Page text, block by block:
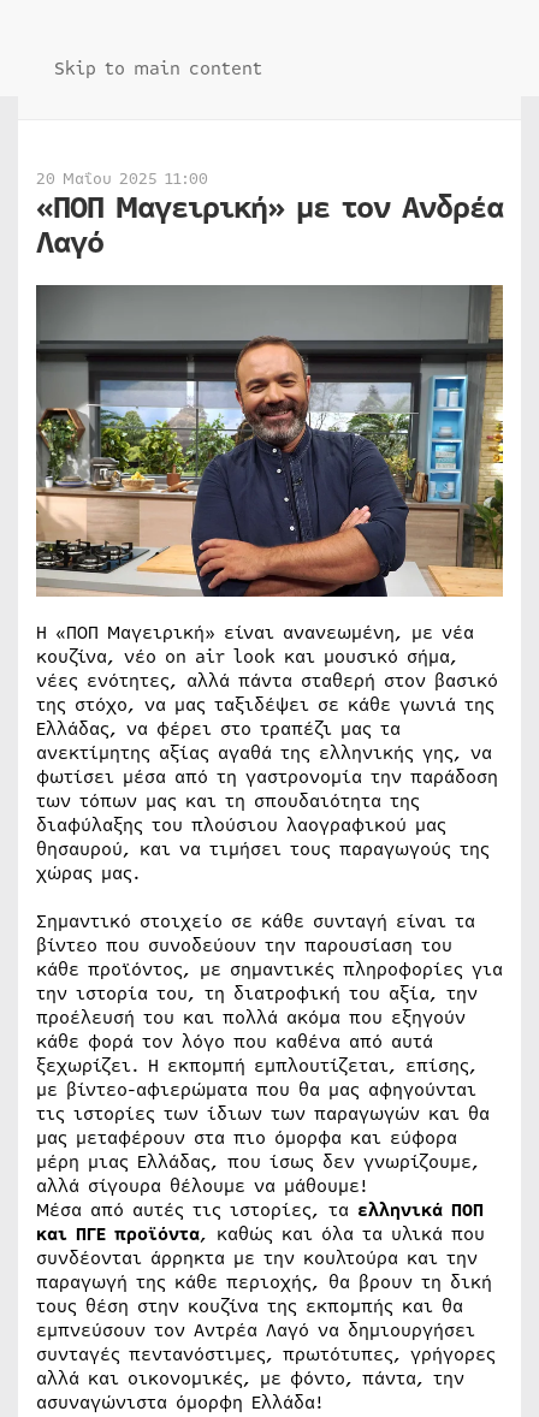
Skip to main content
20 Μαΐου 2025 11:00
«ΠΟΠ Μαγειρική» με τον Ανδρέα
Λαγό
Η «ΠΟΠ Μαγειρική» είναι ανανεωμένη, με νέα
κουζίνα, νέο on air look και μουσικό σήμα,
νέες ενότητες, αλλά πάντα σταθερή στον βασικό
της στόχο, να μας ταξιδέψει σε κάθε γωνιά της
Ελλάδας, να φέρει στο τραπέζι μας τα
ανεκτίμητης αξίας αγαθά της ελληνικής γης, να
φωτίσει μέσα από τη γαστρονομία την παράδοση
των τόπων μας και τη σπουδαιότητα της
διαφύλαξης του πλούσιου λαογραφικού μας
θησαυρού, και να τιμήσει τους παραγωγούς της
χώρας μας.
Σημαντικό στοιχείο σε κάθε συνταγή είναι τα
βίντεο που συνοδεύουν την παρουσίαση του
κάθε προϊόντος, με σημαντικές πληροφορίες για
την ιστορία του, τη διατροφική του αξία, την
προέλευσή του και πολλά ακόμα που εξηγούν
κάθε φορά τον λόγο που καθένα από αυτά
ξεχωρίζει. Η εκπομπή εμπλουτίζεται, επίσης,
με βίντεο-αφιερώματα που θα μας αφηγούνται
τις ιστορίες των ίδιων των παραγωγών και θα
μας μεταφέρουν στα πιο όμορφα και εύφορα
μέρη μιας Ελλάδας, που ίσως δεν γνωρίζουμε,
αλλά σίγουρα θέλουμε να μάθουμε!
Μέσα από αυτές τις ιστορίες, τα ελληνικά ΠΟΠ
και ΠΓΕ προϊόντα, καθώς και όλα τα υλικά που
συνδέονται άρρηκτα με την κουλτούρα και την
παραγωγή της κάθε περιοχής, θα βρουν τη δική
τους θέση στην κουζίνα της εκπομπής και θα
εμπνεύσουν τον Αντρέα Λαγό να δημιουργήσει
συνταγές πεντανόστιμες, πρωτότυπες, γρήγορες
αλλά και οικονομικές, με φόντο, πάντα, την
ασυναγώνιστα όμορφη Ελλάδα!